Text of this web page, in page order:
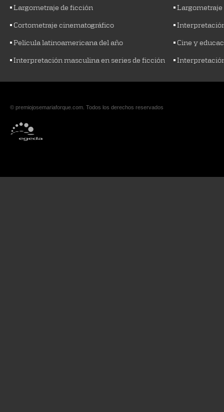
Largometraje de ficción
Cortometraje cinematográfico
Película latinoamericana del año Cine y
Interpretación masculina en series de ficción
© premiojosemariaforque.com. Todos los derechos reservados